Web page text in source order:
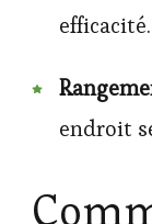
efficacité.
endroit